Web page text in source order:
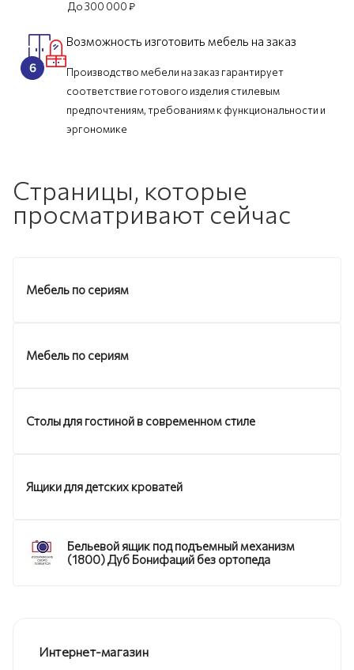
До 300 000 ₽
Возможность изготовить мебель на заказ
Производство мебели на заказ гарантирует
соответствие готового изделия стилевым
предпочтениям, требованиям к функциональности и
эргономике
Страницы, которые
просматривают сейчас
Мебель по сериям
Мебель по сериям
Столы для гостиной в современном стиле
Ящики для детских кроватей
Бельевой ящик под подъемный механизм
(1800) Дуб Бонифаций без ортопеда
Интернет-магазин